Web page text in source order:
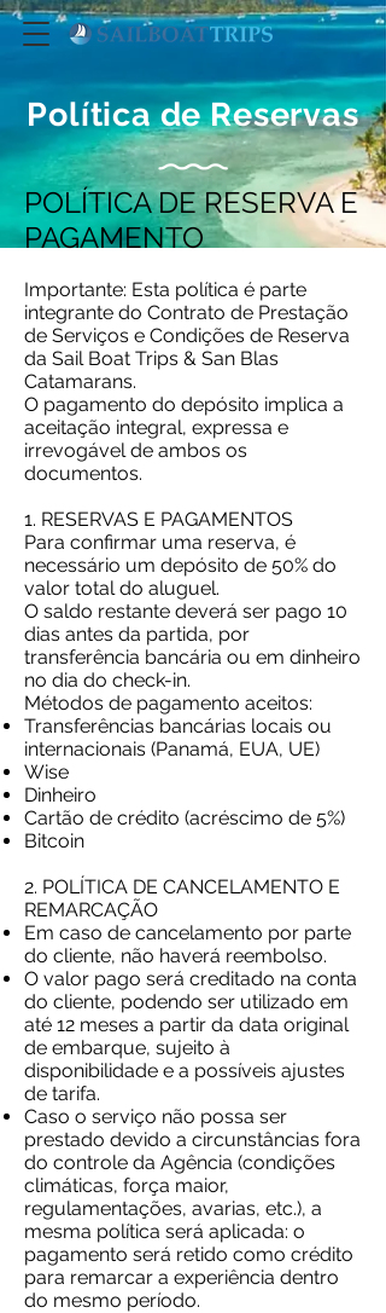
Política de Reservas
POLÍTICA DE RESERVA E
PAGAMENTO
Importante: Esta política é parte
integrante do Contrato de Prestação
de Serviços e Condições de Reserva
da Sail Boat Trips & San Blas
Catamarans.
O pagamento do depósito implica a
aceitação integral, expressa e
irrevogável de ambos os
documentos.
1. RESERVAS E PAGAMENTOS
Para confirmar uma reserva, é
necessário um depósito de 50% do
valor total do aluguel.
O saldo restante deverá ser pago 10
dias antes da partida, por
transferência bancária ou em dinheiro
no dia do check-in.
Métodos de pagamento aceitos:
Transferências bancárias locais ou
internacionais (Panamá, EUA, UE)
Wise
Dinheiro
Cartão de crédito (acréscimo de 5%)
Bitcoin
2. POLÍTICA DE CANCELAMENTO E
REMARCAÇÃO
Em caso de cancelamento por parte
do cliente, não haverá reembolso.
O valor pago será creditado na conta
do cliente, podendo ser utilizado em
até 12 meses a partir da data original
de embarque, sujeito à
disponibilidade e a possíveis ajustes
de tarifa.
Caso o serviço não possa ser
prestado devido a circunstâncias fora
do controle da Agência (condições
climáticas, força maior,
regulamentações, avarias, etc.), a
mesma política será aplicada: o
pagamento será retido como crédito
para remarcar a experiência dentro
do mesmo período.